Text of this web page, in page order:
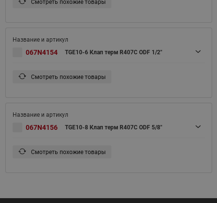
Смотреть похожие товары
067N4154 TGE10-6 Клап терм R407С ODF 1/2"
Смотреть похожие товары
067N4156 TGE10-8 Клап терм R407С ODF 5/8"
Смотреть похожие товары